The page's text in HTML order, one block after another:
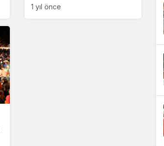
buluşuyor!
1 yıl önce